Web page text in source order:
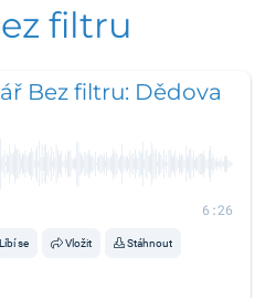
filtru
Bez filtru: Dědova
6:26
Líbí se Vložit Stáhnout